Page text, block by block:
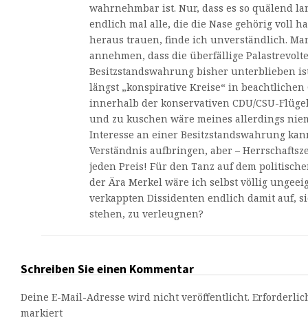
wahrnehmbar ist. Nur, dass es so quälend
endlich mal alle, die die Nase gehörig voll
heraus trauen, finde ich unverständlich.
annehmen, dass die überfällige
Besitzstandswahrung bisher unterblieben
längst „konspirative Kreise“ in
innerhalb der konservativen CDU/CSU-
und zu kuschen wäre meines allerdings
Interesse an einer Besitzstandswahrung
Verständnis aufbringen, aber –
jeden Preis! Für den Tanz auf dem
der Ära Merkel wäre ich selbst völlig
verkappten Dissidenten endlich damit auf,
stehen, zu verleugnen?
Schreiben Sie einen Kommentar
Deine E-Mail-Adresse wird nicht veröffentlicht.
markiert